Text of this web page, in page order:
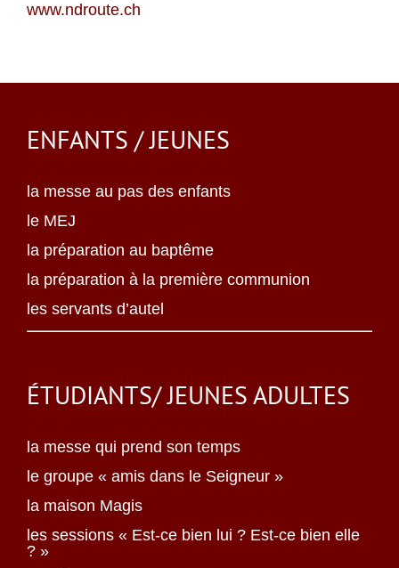
www.ndroute.ch
ENFANTS / JEUNES
la messe au pas des enfants
le MEJ
la préparation au baptême
la préparation à la première communion
les servants d’autel
ÉTUDIANTS/ JEUNES ADULTES
la messe qui prend son temps
le groupe « amis dans le Seigneur »
la maison Magis
les sessions « Est-ce bien lui ? Est-ce bien elle
? »